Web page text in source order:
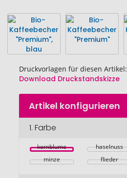
Druckvorlagen für diesen Artikel:
Download Druckstandskizze
Zum
Anfang
Bildgalerie
Artikel konfigurieren
1. Farbe
kornblume haselnuss
minze
flieder